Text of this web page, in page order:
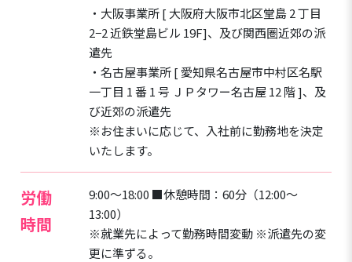
・大阪事業所 [ 大阪府大阪市北区堂島 2 丁目
2−2 近鉄堂島ビル 19F]、及び関西圏近郊の派
遣先
・名古屋事業所 [ 愛知県名古屋市中村区名駅
一丁目 1 番 1 号 ＪＰタワー名古屋 12 階 ]、及
び近郊の派遣先
※お住まいに応じて、入社前に勤務地を決定
いたします。
労働
時間
9:00～18:00 ■休憩時間：60分（12:00～
13:00）
※就業先によって勤務時間変動 ※派遣先の変
更に準ずる。